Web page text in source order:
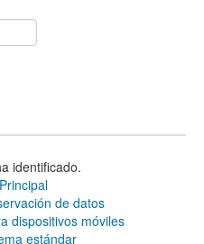
identificado.
de datos
dispositivos móviles
estándar